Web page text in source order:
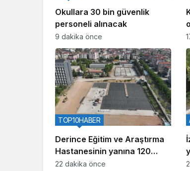
Okullara 30 bin güvenlik
personeli alınacak
9 dakika önce
Derince Eğitim ve Araştırma
Hastanesinin yanına 120
yataklı yeni tesis
TOP10HABER
22 dakika önce